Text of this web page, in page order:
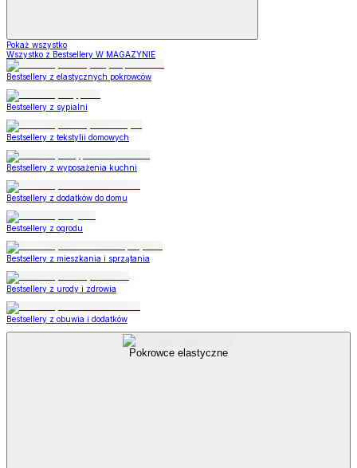
Pokaż wszystko
Wszystko z Bestsellery W MAGAZYNIE
Bestsellery z elastycznych pokrowców
Bestsellery z sypialni
Bestsellery z tekstylii domowych
Bestsellery z wyposażenia kuchni
Bestsellery z dodatków do domu
Bestsellery z ogrodu
Bestsellery z mieszkania i sprzątania
Bestsellery z urody i zdrowia
Bestsellery z obuwia i dodatków
Pokrowce elastyczne